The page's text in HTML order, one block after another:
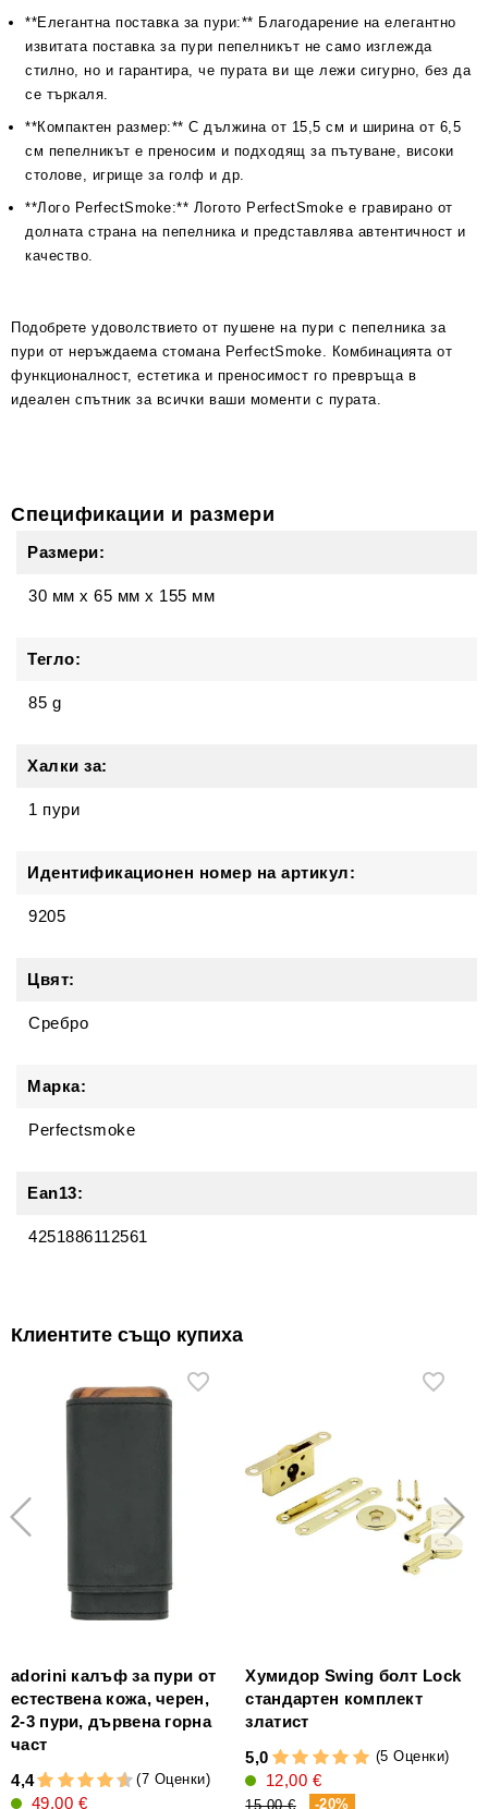
**Елегантна поставка за пури:** Благодарение на елегантно
извитата поставка за пури пепелникът не само изглежда
стилно, но и гарантира, че пурата ви ще лежи сигурно, без да
се търкаля.
**Компактен размер:** С дължина от 15,5 см и ширина от 6,5
см пепелникът е преносим и подходящ за пътуване, високи
столове, игрище за голф и др.
**Лого PerfectSmoke:** Логото PerfectSmoke е гравирано от
долната страна на пепелника и представлява автентичност и
качество.
Подобрете удоволствието от пушене на пури с пепелника за
пури от неръждаема стомана PerfectSmoke. Комбинацията от
функционалност, естетика и преносимост го превръща в
идеален спътник за всички ваши моменти с пурата.
Спецификации и размери
Размери:
30 мм x 65 мм x 155 мм
Тегло:
85 g
Халки за:
1 пури
Идентификационен номер на артикул:
9205
Цвят:
Сребро
Марка:
Perfectsmoke
Ean13:
4251886112561
Клиентите също купиха
adorini калъф за пури от
естествена кожа, черен,
2-3 пури, дървена горна
част
4,4
(7 Оценки)
49,00 €
Хумидор Swing болт Lock
стандартен комплект
златист
5,0
(5 Оценки)
12,00 €
15,00 € -20%